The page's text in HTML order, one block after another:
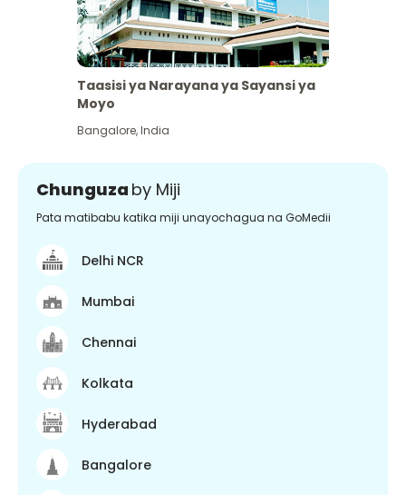
Taasisi ya Narayana ya Sayansi ya
Moyo
Bangalore,India
Chunguza by Miji
Pata matibabu katika miji unayochagua na GoMedii
Delhi NCR
Mumbai
Chennai
Kolkata
Hyderabad
Bangalore